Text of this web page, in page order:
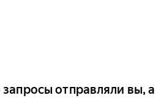
отправляли вы, а